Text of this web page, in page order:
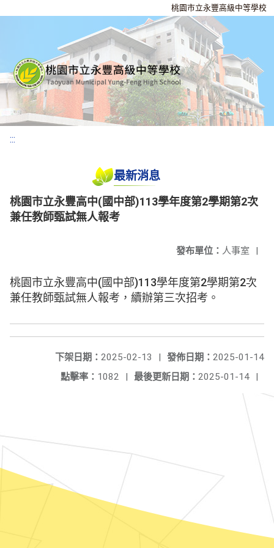
桃園市立永豐高級中等學校
:::
最新消息
桃園市立永豐高中(國中部)113學年度第2學期第2次
兼任教師甄試無人報考
發布單位： 人事室 |
桃園市立永豐高中(國中部)113學年度第2學期第2次
兼任教師甄試無人報考，續辦第三次招考。
發佈日期： 2025-01-14
下架日期： 2025-02-13
|
最後更新日期： 2025-01-14 |
點擊率： 1082 |